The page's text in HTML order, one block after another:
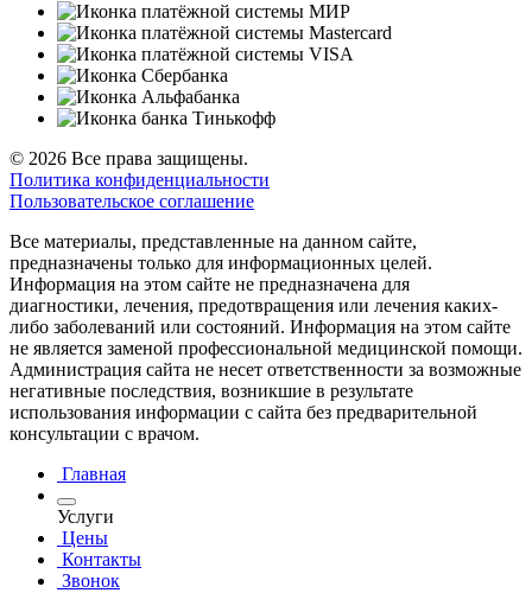
© 2026 Все права защищены.
Политика конфиденциальности
Пользовательское соглашение
Все материалы, представленные на данном сайте,
предназначены только для информационных целей.
Информация на этом сайте не предназначена для
диагностики, лечения, предотвращения или лечения каких-
либо заболеваний или состояний. Информация на этом сайте
не является заменой профессиональной медицинской помощи.
Администрация сайта не несет ответственности за возможные
негативные последствия, возникшие в результате
использования информации с сайта без предварительной
консультации с врачом.
Главная
Услуги
Цены
Контакты
Звонок